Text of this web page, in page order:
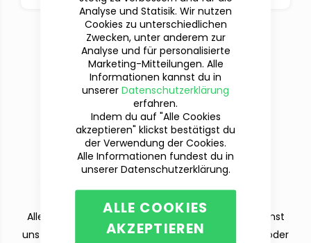
Du hast Fragen?
Wir sind für dich da!
Alle deine Fragen beantworten wir dir gern. Du kannst
uns per Telefon (Mo-Fr. 9-12 und 13-15 Uhr), E-Mail oder
Analyse und Statisik. Wir nutzen
Cookies zu unterschiedlichen
Zwecken, unter anderem zur
Analyse und für personalisierte
Marketing-Mitteilungen. Alle
Informationen kannst du in
unserer Datenschutzerklärung
erfahren.
Indem du auf "Alle Cookies
akzeptieren" klickst bestätigst du
der Verwendung der Cookies.
Alle Informationen fundest du in
unserer Datenschutzerklärung.
ALLE COOKIES
AKZEPTIEREN